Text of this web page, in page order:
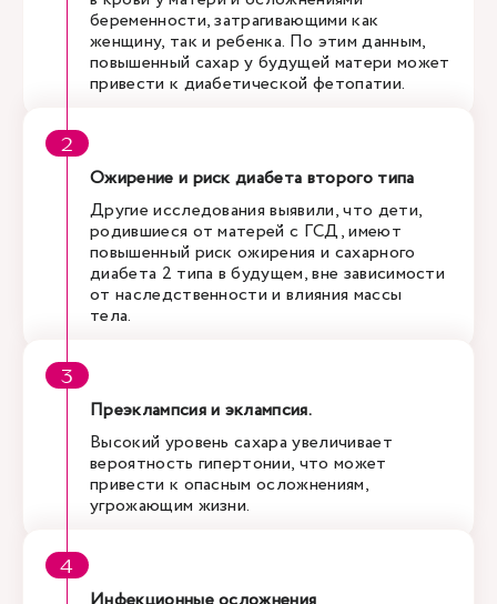
беременности, затрагивающими как
женщину, так и ребенка. По этим данным,
повышенный сахар у будущей матери может
привести к диабетической фетопатии.
Ожирение и риск диабета второго типа
Другие исследования выявили, что дети,
родившиеся от матерей с ГСД, имеют
повышенный риск ожирения и сахарного
диабета 2 типа в будущем, вне зависимости
от наследственности и влияния массы
тела.
Преэклампсия и эклампсия.
Высокий уровень сахара увеличивает
вероятность гипертонии, что может
привести к опасным осложнениям,
угрожающим жизни.